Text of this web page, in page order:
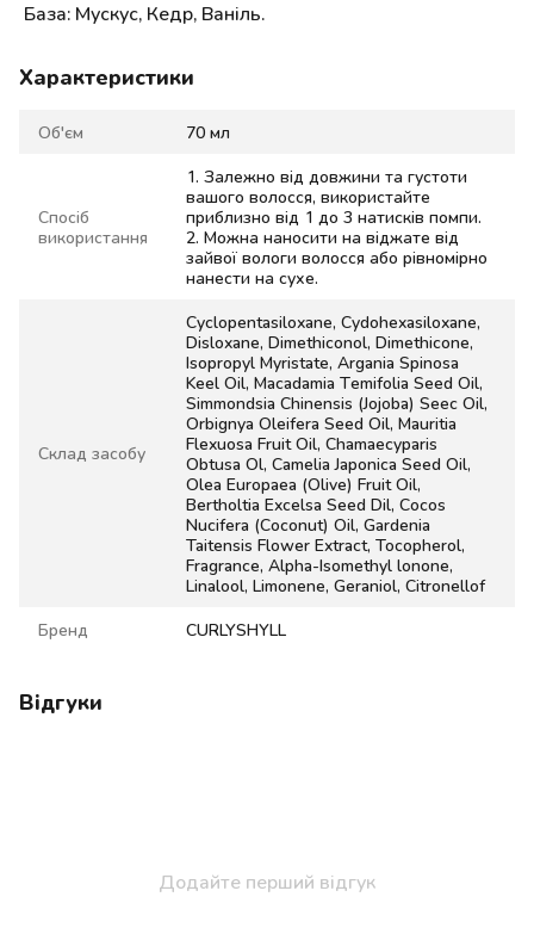
База: Мускус, Кедр, Ваніль.
Характеристики
Об'єм 70 мл
Спосіб
використання
1. Залежно від довжини та густоти
вашого волосся, використайте
приблизно від 1 до 3 натисків помпи.
2. Можна наносити на віджате від
зайвої вологи волосся або рівномірно
нанести на сухе.
Склад засобу
Cyclopentasiloxane, Cydohexasiloxane,
Disloxane, Dimethiconol, Dimethicone,
Isopropyl Myristate, Argania Spinosa
Keel Oil, Macadamia Temifolia Seed Oil,
Simmondsia Chinensis (Jojoba) Seec Oil,
Orbignya Oleifera Seed Oil, Mauritia
Flexuosa Fruit Oil, Chamaecyparis
Obtusa Ol, Camelia Japonica Seed Oil,
Olea Europaea (Olive) Fruit Oil,
Bertholtia Excelsa Seed Dil, Cocos
Nucifera (Coconut) Oil, Gardenia
Taitensis Flower Extract, Tocopherol,
Fragrance, Alpha-Isomethyl lonone,
Linalool, Limonene, Geraniol, Citronellof
Бренд CURLYSHYLL
Відгуки
Додайте перший відгук